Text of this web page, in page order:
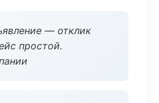
— отклик
простой.